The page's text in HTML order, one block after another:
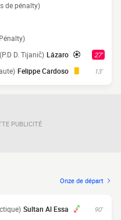
de pénalty)
27'
Lázaro
(P.D D. Tijanič)
13'
Felippe Cardoso
PUBLICITÉ
Onze de départ
90'
Sultan Al Essa